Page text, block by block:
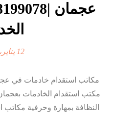
12 يناير، 2025
مكاتب استقدام خادمات في
مكتب استقدام الخادمات
النظافة بمهارة وحرفية